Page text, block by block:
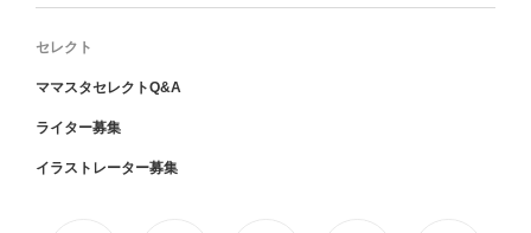
セレクト
ママスタセレクトQ&A
ライター募集
イラストレーター募集